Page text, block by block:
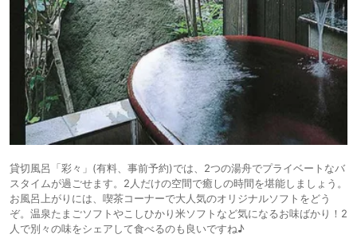
貸切風呂「彩々」(有料、事前予約)では、2つの湯舟でプライベートなバ
スタイムが過ごせます。2人だけの空間で癒しの時間を堪能しましょう。
お風呂上がりには、喫茶コーナーで大人気のオリジナルソフトをどう
ぞ。温泉たまごソフトやこしひかり米ソフトなど気になるお味ばかり！2
人で別々の味をシェアして食べるのも良いですね♪